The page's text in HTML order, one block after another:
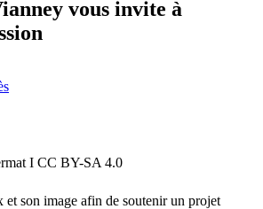
vous invite à
I CC BY-SA 4.0
et son image afin de soutenir un projet